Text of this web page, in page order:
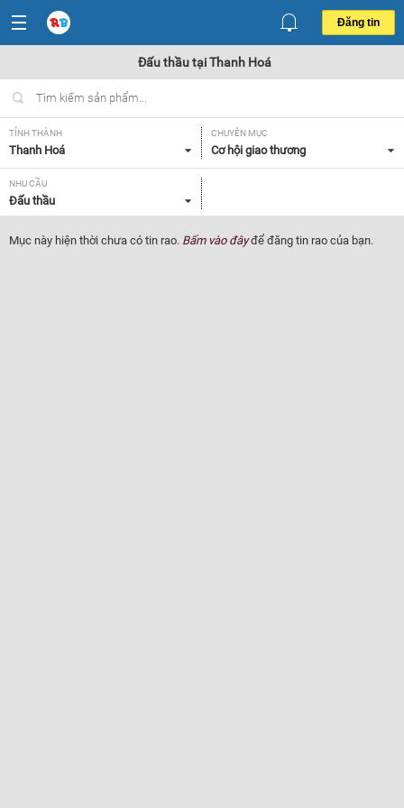
Đăng tin
Đấu thầu tại Thanh Hoá
TỈNH THÀNH
Thanh Hoá
CHUYÊN MỤC
Cơ hội giao thương
NHU CẦU
Đấu thầu
Mục này hiện thời chưa có tin rao. Bấm vào đâyđể đăng tin rao của bạn.